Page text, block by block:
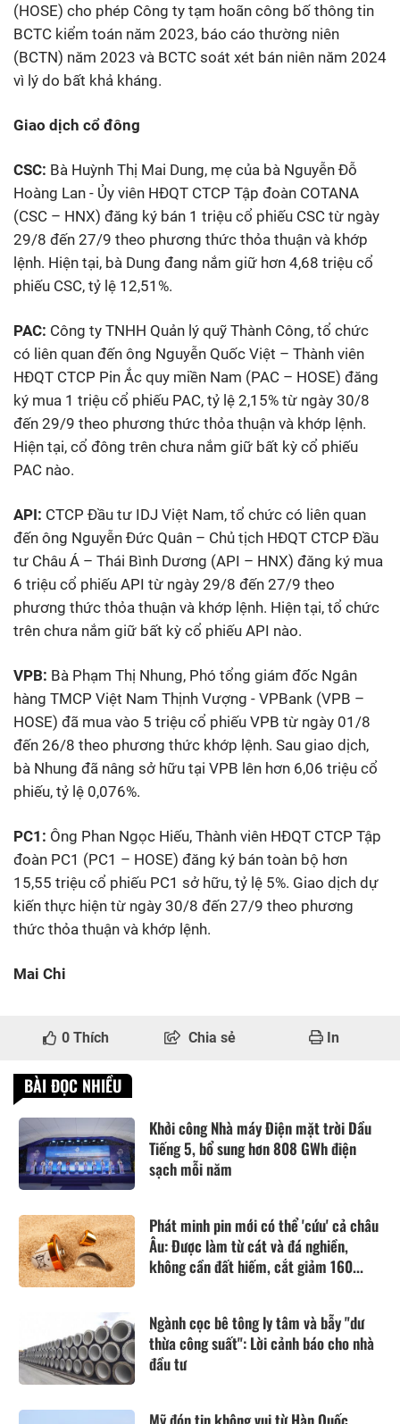
(HOSE) cho phép Công ty tạm hoãn công bố thông tin
BCTC kiểm toán năm 2023, báo cáo thường niên
(BCTN) năm 2023 và BCTC soát xét bán niên năm 2024
vì lý do bất khả kháng.
Giao dịch cổ đông
CSC: Bà Huỳnh Thị Mai Dung, mẹ của bà Nguyễn Đỗ
Hoàng Lan - Ủy viên HĐQT CTCP Tập đoàn COTANA
(CSC – HNX) đăng ký bán 1 triệu cổ phiếu CSC từ ngày
29/8 đến 27/9 theo phương thức thỏa thuận và khớp
lệnh. Hiện tại, bà Dung đang nắm giữ hơn 4,68 triệu cổ
phiếu CSC, tỷ lệ 12,51%.
PAC: Công ty TNHH Quản lý quỹ Thành Công, tổ chức
có liên quan đến ông Nguyễn Quốc Việt – Thành viên
HĐQT CTCP Pin Ắc quy miền Nam (PAC – HOSE) đăng
ký mua 1 triệu cổ phiếu PAC, tỷ lệ 2,15% từ ngày 30/8
đến 29/9 theo phương thức thỏa thuận và khớp lệnh.
Hiện tại, cổ đông trên chưa nắm giữ bất kỳ cổ phiếu
PAC nào.
API: CTCP Đầu tư IDJ Việt Nam, tổ chức có liên quan
đến ông Nguyễn Đức Quân – Chủ tịch HĐQT CTCP Đầu
tư Châu Á – Thái Bình Dương (API – HNX) đăng ký mua
6 triệu cổ phiếu API từ ngày 29/8 đến 27/9 theo
phương thức thỏa thuận và khớp lệnh. Hiện tại, tổ chức
trên chưa nắm giữ bất kỳ cổ phiếu API nào.
VPB: Bà Phạm Thị Nhung, Phó tổng giám đốc Ngân
hàng TMCP Việt Nam Thịnh Vượng - VPBank (VPB –
HOSE) đã mua vào 5 triệu cổ phiếu VPB từ ngày 01/8
đến 26/8 theo phương thức khớp lệnh. Sau giao dịch,
bà Nhung đã nâng sở hữu tại VPB lên hơn 6,06 triệu cổ
phiếu, tỷ lệ 0,076%.
PC1: Ông Phan Ngọc Hiếu, Thành viên HĐQT CTCP Tập
đoàn PC1 (PC1 – HOSE) đăng ký bán toàn bộ hơn
15,55 triệu cổ phiếu PC1 sở hữu, tỷ lệ 5%. Giao dịch dự
kiến thực hiện từ ngày 30/8 đến 27/9 theo phương
thức thỏa thuận và khớp lệnh.
Mai Chi
0 Thích Chia sẻ In
BÀI ĐỌC NHIỀU
Khởi công Nhà máy Điện mặt trời Dầu
Tiếng 5, bổ sung hơn 808 GWh điện
sạch mỗi năm
Phát minh pin mới có thể 'cứu' cả châu
Âu: Được làm từ cát và đá nghiền,
không cần đất hiếm, cắt giảm 160...
Ngành cọc bê tông ly tâm và bẫy "dư
thừa công suất": Lời cảnh báo cho nhà
đầu tư